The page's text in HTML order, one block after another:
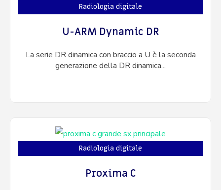
Radiologia digitale
U-ARM Dynamic DR
La serie DR dinamica con braccio a U è la seconda
generazione della DR dinamica...
Radiologia digitale
Proxima C